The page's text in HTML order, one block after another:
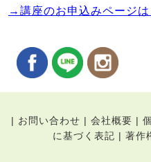
→講座のお申込みページは
| お問い合わせ | 会社概要 |
に基づく表記 | 著作